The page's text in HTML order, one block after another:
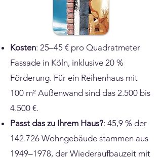
Kosten: 25–45 € pro Quadratmeter
Fassade in Köln, inklusive 20 %
Förderung. Für ein Reihenhaus mit
100 m² Außenwand sind das 2.500 bis
4.500 €.
Passt das zu Ihrem Haus?: 45,9 % der
142.726 Wohngebäude stammen aus
1949–1978, der Wiederaufbauzeit mit